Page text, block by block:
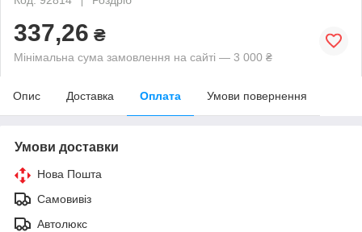
337,26 ₴
Мінімальна сума замовлення на сайті — 3 000 ₴
Опис Доставка Оплата Умови повернення
Умови доставки
Нова Пошта
Самовивіз
Автолюкс